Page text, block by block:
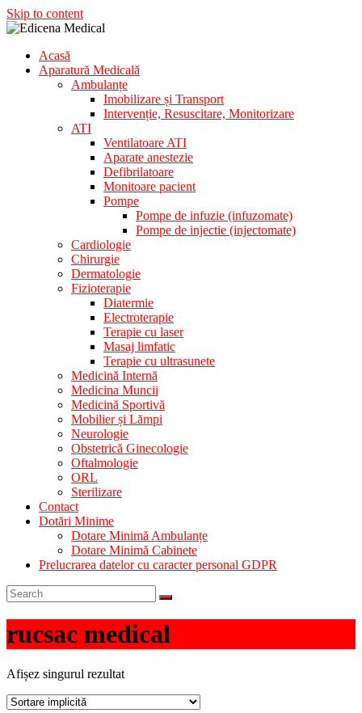
Skip to content
Edicena Medical
Aparatura Medicala
Acasă
Aparatură Medicală
Ambulanțe
Imobilizare și Transport
Intervenție, Resuscitare, Monitorizare
ATI
Ventilatoare ATI
Aparate anestezie
Defibrilatoare
Monitoare pacient
Pompe
Pompe de infuzie (infuzomate)
Pompe de injectie (injectomate)
Cardiologie
Chirurgie
Dermatologie
Fizioterapie
Diatermie
Electroterapie
Terapie cu laser
Masaj limfatic
Terapie cu ultrasunete
Medicină Internă
Medicina Muncii
Medicină Sportivă
Mobilier și Lămpi
Neurologie
Obstetrică Ginecologie
Oftalmologie
ORL
Sterilizare
Contact
Dotări Minime
Dotare Minimă Ambulanțe
Dotare Minimă Cabinete
Prelucrarea datelor cu caracter personal GDPR
rucsac medical
Afișez singurul rezultat